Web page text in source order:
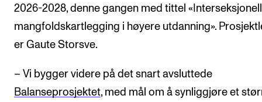
KONSERTER OG ARRANGEMENTER
Arrangementer for ansatte
Gjennomføre konserter og arrangementer
Markedsføring, program og plakat
2026-2028, denne gangen med tittel «Interseksjonell
mangfoldskartlegging i høyere utdanning».
er Gaute Storsve.
– Vi bygger videre på det snart avsluttede
Balanseprosjektet, med mål om å synliggjøre et